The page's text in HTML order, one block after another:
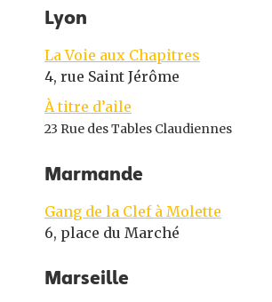
Lyon
La Voie aux Chapitres
4, rue Saint Jérôme
À titre d’aile
23 Rue des Tables Claudiennes
Marmande
Gang de la Clef à Molette
6, place du Marché
Marseille